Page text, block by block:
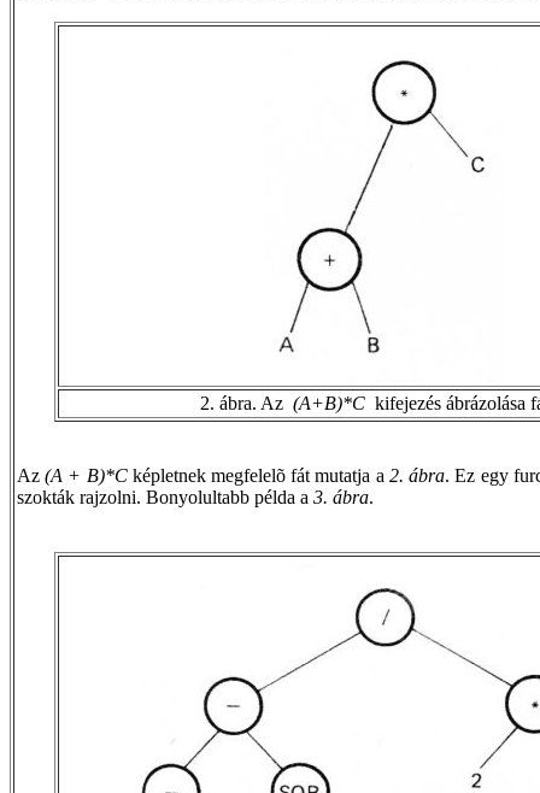
2. ábra. Az (A+B)*Ckifejezés ábrázolása
Az(A + B)*Cképletnek megfelelõ fát mutatja a 2. ábra. Ez egy
szokták rajzolni. Bonyolultabb példa a 3. ábra.